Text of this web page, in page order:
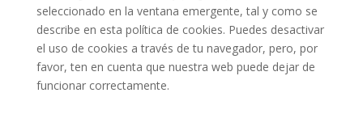
seleccionado en la ventana emergente, tal y como se
describe en esta política de cookies. Puedes desactivar
el uso de cookies a través de tu navegador, pero, por
favor, ten en cuenta que nuestra web puede dejar de
funcionar correctamente.